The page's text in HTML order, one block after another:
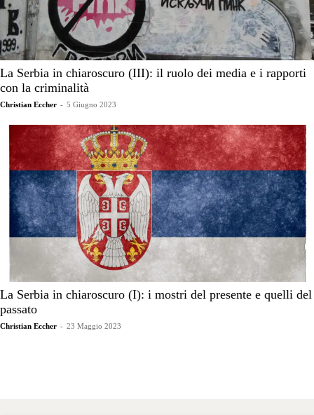
La Serbia in chiaroscuro (III): il ruolo dei media e i rapporti
con la criminalità
Christian Eccher - 5 Giugno 2023
La Serbia in chiaroscuro (I): i mostri del presente e quelli del
passato
Christian Eccher - 23 Maggio 2023